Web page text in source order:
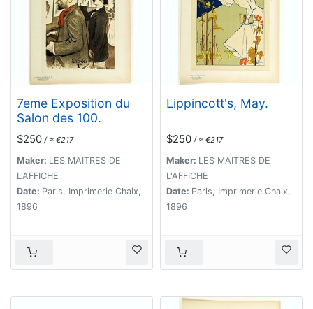
7eme Exposition du
Salon des 100.
$250 / ≈ €217
Maker: LES MAITRES DE
L'AFFICHE
Date: Paris, Imprimerie Chaix,
1896
Lippincott's, May.
$250 / ≈ €217
Maker: LES MAITRES DE
L'AFFICHE
Date: Paris, Imprimerie Chaix,
1896